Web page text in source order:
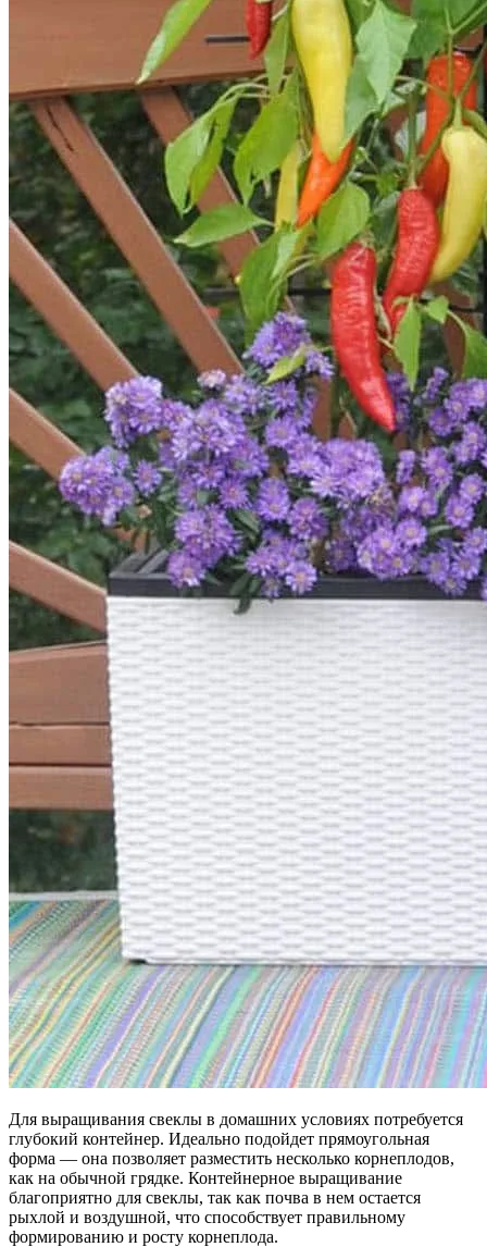
Для выращивания свеклы в домашних условиях потребуется
глубокий контейнер. Идеально подойдет прямоугольная
форма — она позволяет разместить несколько корнеплодов,
как на обычной грядке. Контейнерное выращивание
благоприятно для свеклы, так как почва в нем остается
рыхлой и воздушной, что способствует правильному
формированию и росту корнеплода.